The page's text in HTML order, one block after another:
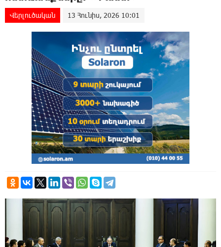
Վերլուծական 13 Հունիս, 2026 10:01